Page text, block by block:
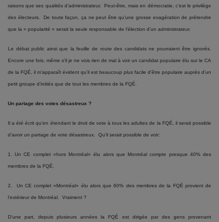
raisons que ses qualités d’administrateur. Peut-être, mais en démocratie, c’est le privilège
des électeurs. De toute façon, ça ne peut être qu’une grosse exagération de prétendre
que la « popularité » serait la seule responsable de l’élection d’un administrateur.
Le débat public ainsi que la feuille de route des candidats ne pourraient être ignorés.
Encore une fois, même s’il je ne vois rien de mal à voir un candidat populaire élu sur le CA
de la FQÉ, il m’apparaît évident qu’il est beaucoup plus facile d’être populaire auprès d’un
petit groupe d’initiés que de tout les membres de la FQÉ.
Un partage des votes désastreux ?
Il a été écrit qu’en étendant le droit de vote à tous les adultes de la FQÉ, il serait possible
d’avoir un partage de vote désastreux. Qu’il serait possible de voir:
1. Un CE complet «hors Montréal» élu alors que Montréal compte presque 40% des
membres de la FQÉ.
2. Un CE complet «Montréal» élu alors que 60% des membres de la FQÉ provient de
l’extérieur de Montréal. Vraiment ?
D’une part, depuis plusieurs années la FQÉ est dirigée par des gens provenant